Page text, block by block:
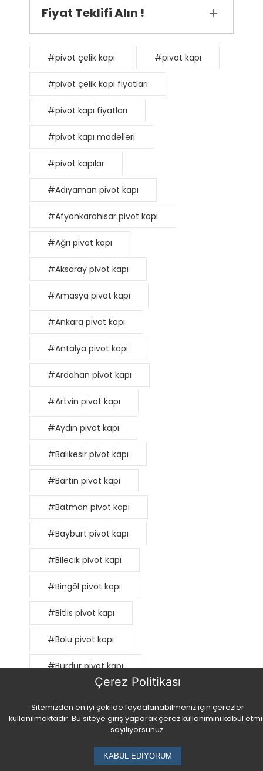
Fiyat Teklifi Alın !
#pivot çelik kapı #pivot kapı
#pivot çelik kapı fiyatları
#pivot kapı fiyatları
#pivot kapı modelleri
#pivot kapılar
#Adıyaman pivot kapı
#Afyonkarahisar pivot kapı
#Ağrı pivot kapı
#Aksaray pivot kapı
#Amasya pivot kapı
#Ankara pivot kapı
#Antalya pivot kapı
#Ardahan pivot kapı
#Artvin pivot kapı
#Aydın pivot kapı
#Balıkesir pivot kapı
#Bartın pivot kapı
#Batman pivot kapı
#Bayburt pivot kapı
#Bilecik pivot kapı
#Bingöl pivot kapı
#Bitlis pivot kapı
#Bolu pivot kapı
#Burdur pivot kapı
#Bursa pivot kapı
#Çanakkale pivot kapı
#Çankırı pivot kapı
Çerez Politikası
Sitemizden en iyi şekilde faydalanabilmeniz için çerezler
kullanılmaktadır. Bu siteye giriş yaparak çerez kullanımını kabul
sayılıyorsunuz.
KABUL EDİYORUM